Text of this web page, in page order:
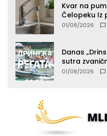
Kvar na
Čelopeku Iz
komunalije”
01/08/2026
Danas
sutra
01/08/2026